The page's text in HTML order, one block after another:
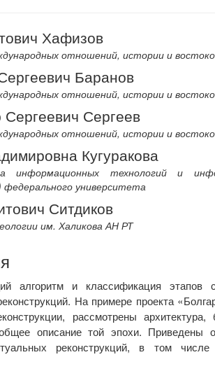
Хафизов
отношений, истории и
Баранов
отношений, истории и
Сергеев
отношений, истории и
Кугуракова
информационных технологий и
федерального университета
Ситдиков
им. Халикова АН РТ
алгоритм и классификация этапов
На примере проекта
рассмотрены
описание той эпохи. Приведены
реконструкций, в том числе